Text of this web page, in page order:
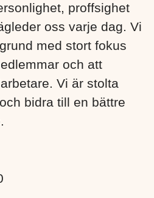
proffsighet
oss varje dag. Vi
med stort fokus
och att
Vi är stolta
bidra till en bättre